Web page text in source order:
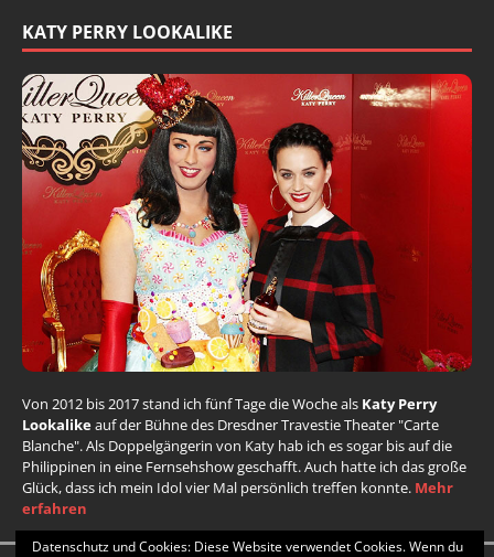
KATY PERRY LOOKALIKE
Von 2012 bis 2017 stand ich fünf Tage die Woche als Katy Perry
Lookalikeauf der Bühne des Dresdner Travestie Theater "Carte
Blanche". Als Doppelgängerin von Katy hab ich es sogar bis auf die
Philippinen in eine Fernsehshow geschafft. Auch hatte ich das große
Glück, dass ich mein Idol vier Mal persönlich treffen konnte. Mehr
erfahren
Datenschutz und Cookies: Diese Website verwendet Cookies. Wenn du